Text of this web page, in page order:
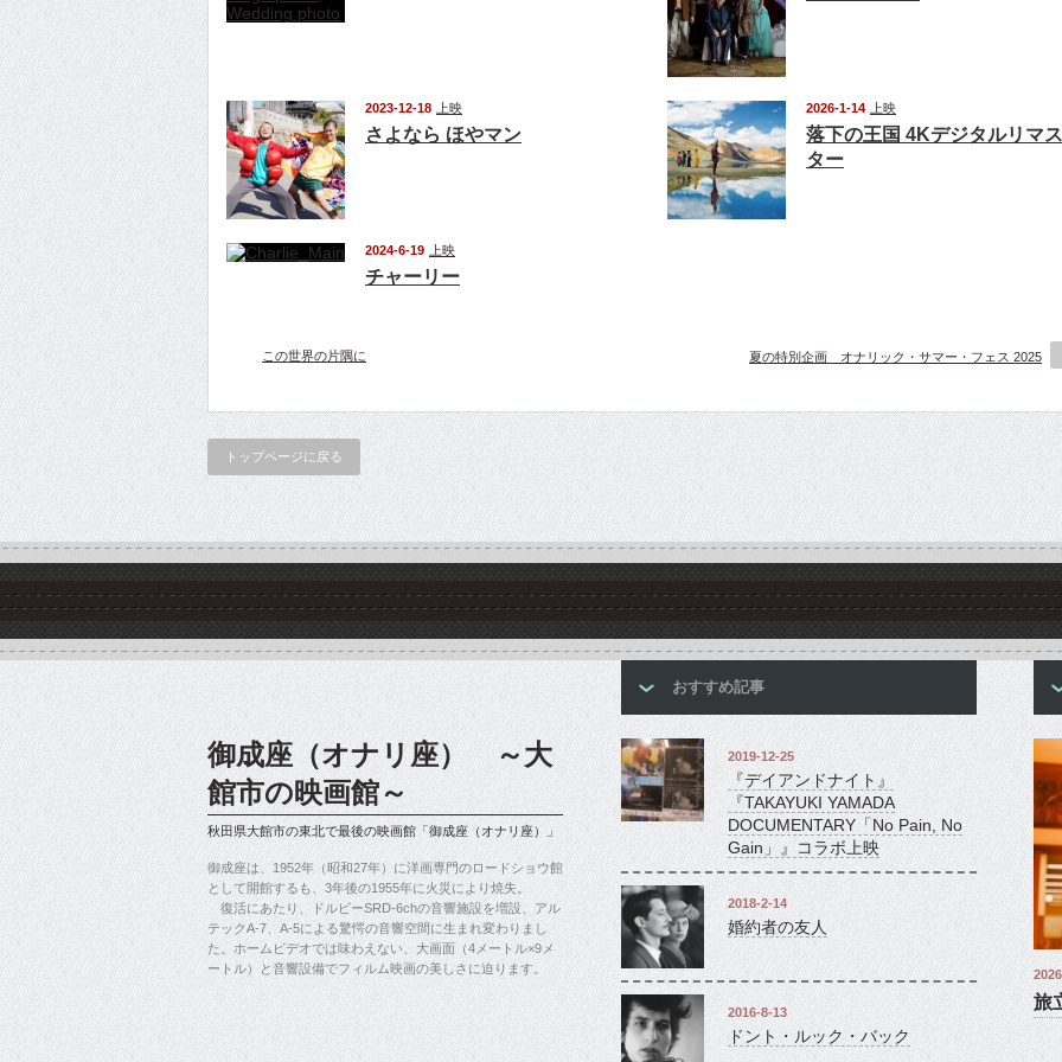
2023-12-18 上映
さよなら ほやマン
2026-1-14 上映
落下の王国 4Kデジタルリマス
ター
2024-6-19 上映
チャーリー
この世界の片隅に 夏の特別企画 オナリック・サマー・フェス 2025
トップページに戻る
おすすめ記事
2019-12-25
『デイアンドナイト』
『TAKAYUKI YAMADA
DOCUMENTARY「No Pain, No
Gain」』コラボ上映
2018-2-14
婚約者の友人
2016-8-13
ドント・ルック・バック
旅
御成座（オナリ座） ～大
館市の映画館～
秋田県大館市の東北で最後の映画館「御成座（オナリ座）」
御成座は、1952年（昭和27年）に洋画専門のロードショウ館
として開館するも、3年後の1955年に火災により焼失。
復活にあたり、ドルビーSRD-6chの音響施設を増設、アル
テックA-7、A-5による驚愕の音響空間に生まれ変わりまし
た。ホームビデオでは味わえない、大画面（4メートル×9メ
ートル）と音響設備でフィルム映画の美しさに迫ります。